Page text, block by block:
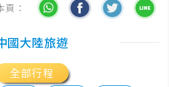
頁：
國大陸旅遊
全部行程